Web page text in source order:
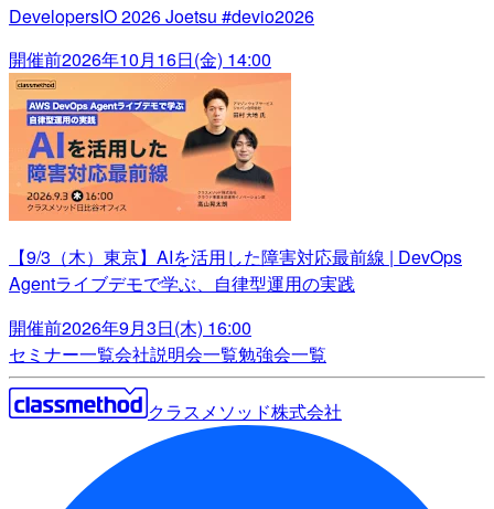
DevelopersIO 2026 Joetsu #devio2026
開催前2026年10月16日(金) 14:00
【9/3（木）東京】AIを活用した障害対応最前線 | DevOps
Agentライブデモで学ぶ、自律型運用の実践
開催前2026年9月3日(木) 16:00
セミナー一覧会社説明会一覧勉強会一覧
クラスメソッド株式会社